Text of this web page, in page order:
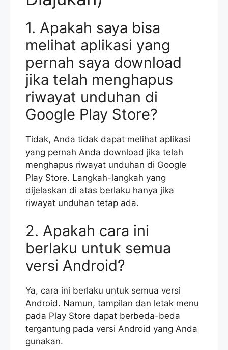
1. Apakah saya bisa
melihat aplikasi yang
pernah saya download
jika telah menghapus
riwayat unduhan di
Google Play Store?
Tidak, Anda tidak dapat melihat aplikasi
yang pernah Anda download jika telah
menghapus riwayat unduhan di Google
Play Store. Langkah-langkah yang
dijelaskan di atas berlaku hanya jika
riwayat unduhan tetap ada.
2. Apakah cara ini
berlaku untuk semua
versi Android?
Ya, cara ini berlaku untuk semua versi
Android. Namun, tampilan dan letak menu
pada Play Store dapat berbeda-beda
tergantung pada versi Android yang Anda
gunakan.